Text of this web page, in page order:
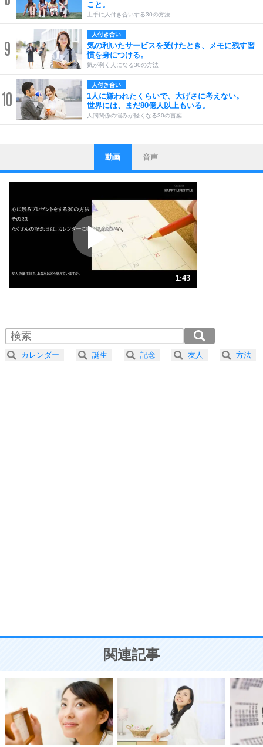
こと。
上手に人付き合いする30の方法
9
人付き合い
気の利いたサービスを受けたとき、メモに残す習
慣を身につける。
気が利く人になる30の方法
10
人付き合い
1人に嫌われたくらいで、大げさに考えない。
世界には、まだ80億人以上もいる。
人間関係の悩みが軽くなる30の言葉
1
ストレス対策
他人と比べない。
いっそのこと、他人を見ない。
いらいらしない人になる30の方法
ポジティブになれない原因は、行動しないから。
ポジティブ思考になる30の方法
人生、なんとかなるもの。
気楽に生きる30の方法
4 器の大きい人は、怒りを優しさで表現する。
ことが大切。
動画 音声
1:43
2.0倍速 （202KB 51秒）
2.5倍速 （162KB 41秒）
3.0倍速 （135KB 34秒）
カレンダー 誕生 記念 友人 方法
関連記事